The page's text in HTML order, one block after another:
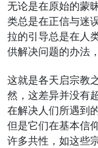
无论是在原始的蒙
类总是在正信与迷
拉的引导总是在人
供解决问题的办法
这就是各天启宗教
然，这差异并没有
在解决人们所遇到
但是它们在基本信
许多共性，如这些